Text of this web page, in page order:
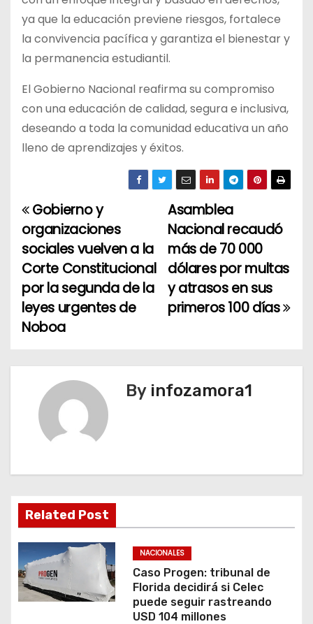
ya que la educación previene riesgos, fortalece
la convivencia pacífica y garantiza el bienestar y
la permanencia estudiantil.
El Gobierno Nacional reafirma su compromiso
con una educación de calidad, segura e inclusiva,
deseando a toda la comunidad educativa un año
lleno de aprendizajes y éxitos.
N
a
v
e
g
a
n
d
e
e
n
Asamblea
Nacional recaudó
más de 70 000
dólares por multas
y atrasos en sus
primeros 100 días
Gobierno y
organizaciones
sociales vuelven a la
Corte Constitucional
por la segunda de la
leyes urgentes de
Noboa
By infozamora1
Related Post
NACIONALES
Caso Progen: tribunal de
Florida decidirá si Celec
puede seguir rastreando
USD 104 millones